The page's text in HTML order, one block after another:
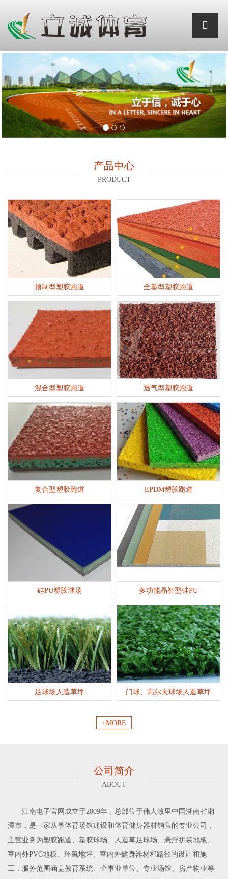
产品中心
PRODUCT
预制型塑胶跑道 全塑型塑胶跑道
混合型塑胶跑道 透气型塑胶跑道
复合型塑胶跑道 EPDM塑胶跑道
硅PU塑胶球场 多功能晶智型硅PU
足球场人造草坪 门球、高尔夫球场人造草坪
+MORE
公司简介
ABOUT
江南电子官网成立于2009年，总部位于伟人故里中国湖南省湘
潭市，是一家从事体育场馆建设和体育健身器材销售的专业公司，
主营业务为塑胶跑道、塑胶球场、人造草足球场、悬浮拼装地板、
室内外PVC地板、环氧地坪、室内外健身器材和路径的设计和施
工，服务范围涵盖教育系统、企事业单位、专业场馆、房产物业等